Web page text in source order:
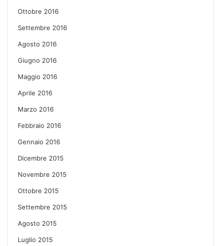
Ottobre 2016
Settembre 2016
Agosto 2016
Giugno 2016
Maggio 2016
Aprile 2016
Marzo 2016
Febbraio 2016
Gennaio 2016
Dicembre 2015
Novembre 2015
Ottobre 2015
Settembre 2015
Agosto 2015
Luglio 2015